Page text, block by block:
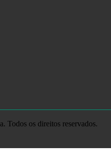
Todos os direitos reservados.